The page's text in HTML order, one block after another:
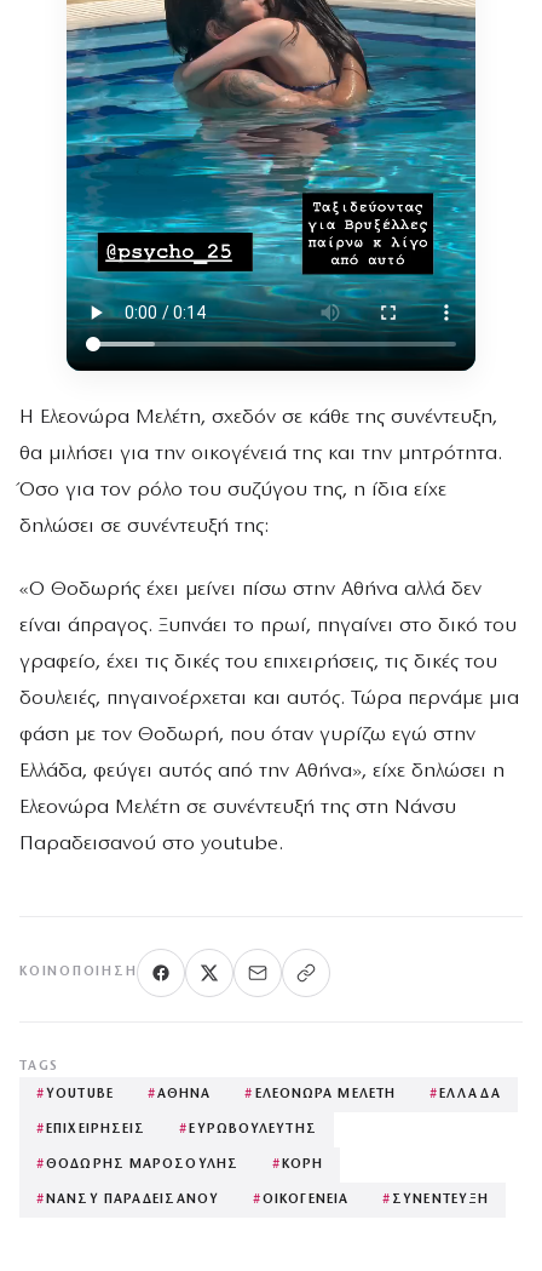
Η Ελεονώρα Μελέτη, σχεδόν σε κάθε της συνέντευξη,
θα μιλήσει για την οικογένειά της και την μητρότητα.
Όσο για τον ρόλο του συζύγου της, η ίδια είχε
δηλώσει σε συνέντευξή της:
«Ο Θοδωρής έχει μείνει πίσω στην Αθήνα αλλά δεν
είναι άπραγος. Ξυπνάει το πρωί, πηγαίνει στο δικό του
γραφείο, έχει τις δικές του επιχειρήσεις, τις δικές του
δουλειές, πηγαινοέρχεται και αυτός. Τώρα περνάμε μια
φάση με τον Θοδωρή, που όταν γυρίζω εγώ στην
Ελλάδα, φεύγει αυτός από την Αθήνα», είχε δηλώσει η
Ελεονώρα Μελέτη σε συνέντευξή της στη Νάνσυ
Παραδεισανού στο youtube.
ΚΟΙΝΟΠΟΊΗΣΗ
TAGS
# YOUTUBE #ΑΘΗΝΑ # ΕΛΕΟΝΩΡΑ ΜΕΛΕΤΗ # ΕΛΛΑΔΑ
# ΕΠΙΧΕΙΡΗΣΕΙΣ # ΕΥΡΩΒΟΥΛΕΥΤΗΣ
#ΘΟΔΩΡΗΣ ΜΑΡΟΣΟΥΛΗΣ # ΚΟΡΗ
# ΝΑΝΣΥ ΠΑΡΑΔΕΙΣΑΝΟΥ #ΟΙΚΟΓΕΝΕΙΑ # ΣΥΝΕΝΤΕΥΞΗ